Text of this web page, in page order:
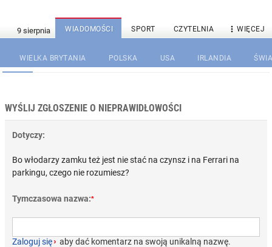
WIADOMOŚCI SPORT CZYTELNIA  WIĘCEJ
WIELKA BRYTANIA POLSKA USA IRLANDIA
WYŚLIJ ZGŁOSZENIE O NIEPRAWIDŁOWOŚCI
Dotyczy:
Bo włodarzy zamku też jest nie stać na czynsz i na Ferrari na
parkingu, czego nie rozumiesz?
Tymczasowa nazwa:*
Zaloguj się› aby dać komentarz na swoją unikalną nazwę.